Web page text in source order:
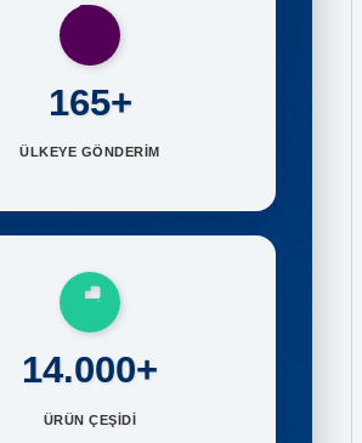
165+
ÜLKEYE GÖNDERİM
14.000+
ÜRÜN ÇEŞİDİ